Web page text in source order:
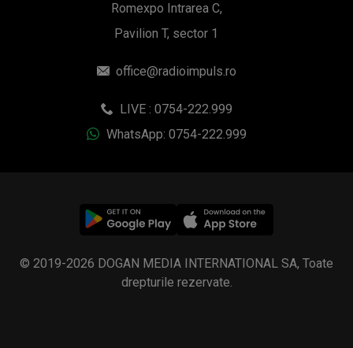
Romexpo Intrarea C,
Pavilion T, sector 1
office@radioimpuls.ro
LIVE : 0754-222.999
WhatsApp: 0754-222.999
© 2019-2026 DOGAN MEDIA INTERNATIONAL SA, Toate
drepturile rezervate.